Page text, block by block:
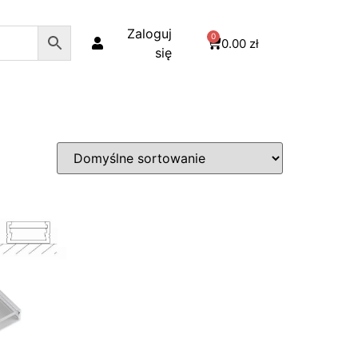
Zaloguj
się
0.00 zł
0